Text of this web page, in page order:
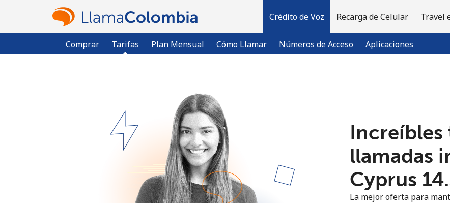
Crédito de Voz
Comprar Tarifas Plan Mensual Cómo Llamar Números de Acceso Aplicaciones
Recarga de Celular Travel
¿Ya tienes una cuenta? Inicia sesión →
Regístrate con
Increíbles
llamadas
Cyprus
La mejor oferta para